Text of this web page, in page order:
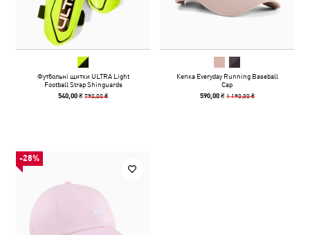
Футбольні щитки ULTRA Light
Football Strap Shinguards
540,00 ₴790,00 ₴
Кепка Everyday Running Baseball
Cap
590,00 ₴ 1 190,00 ₴
-28%